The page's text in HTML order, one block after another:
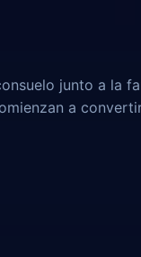
junto a la
a